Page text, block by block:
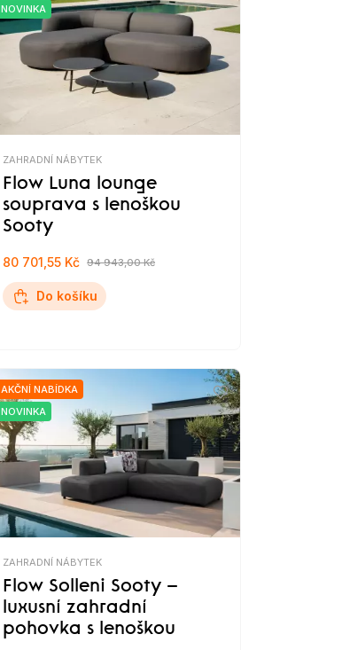
NOVINKA
ZAHRADNÍ NÁBYTEK
Flow Luna lounge
souprava s lenoškou
Sooty
80 701,55 Kč 94 943,00 Kč
Do košíku
AKČNÍ NABÍDKA
NOVINKA
ZAHRADNÍ NÁBYTEK
Flow Solleni Sooty –
luxusní zahradní
pohovka s lenoškou